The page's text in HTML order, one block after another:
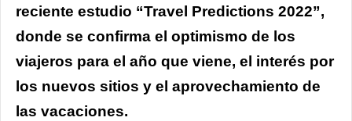
reciente estudio “Travel Predictions 2022”,
donde se confirma el optimismo de los
viajeros para el año que viene, el interés por
los nuevos sitios y el aprovechamiento de
las vacaciones.